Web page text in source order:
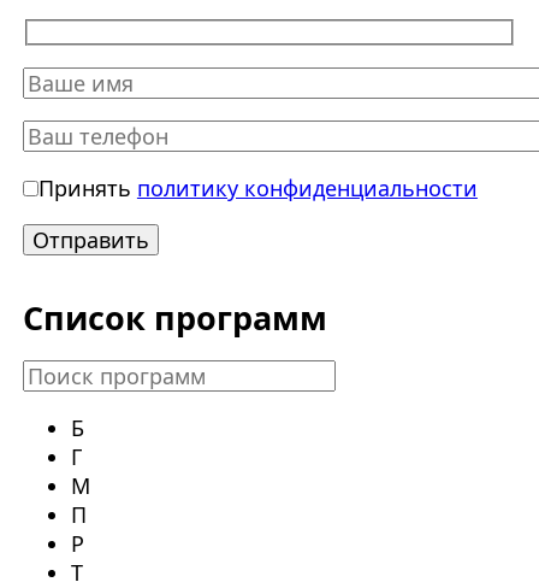
Принять политику конфиденциальности
Список программ
Б
Г
М
П
Р
Т